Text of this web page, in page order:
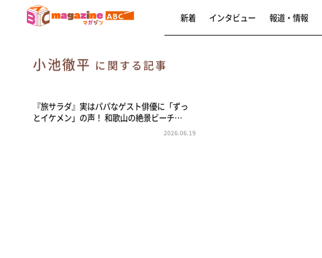
新着 インタビュー 報道・情報
⼩池徹平 に関する記事
『旅サラダ』実はパパなゲスト俳優に「ずっ
とイケメン」の声！ 和歌山の絶景ビーチ…
2026.06.19